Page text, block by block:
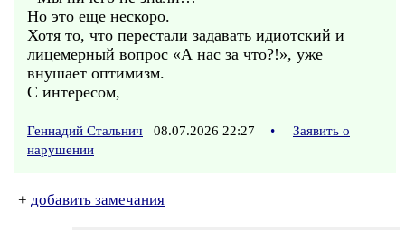
Но это еще нескоро.
Хотя то, что перестали задавать идиотский и
лицемерный вопрос «А нас за что?!», уже
внушает оптимизм.
С интересом,
Геннадий Стальнич 08.07.2026 22:27 •
Заявить о
нарушении
+ добавить замечания